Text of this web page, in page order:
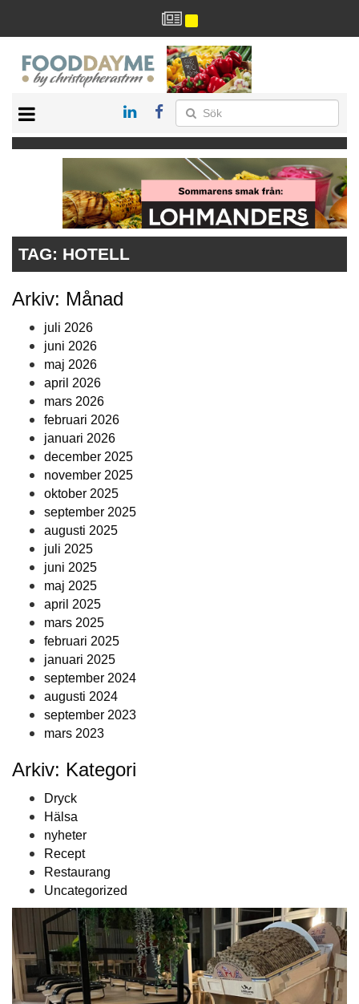
DRYCK
RECEPT
RESTAURANG
TAG: HOTELL
Arkiv: Månad
juli 2026
juni 2026
maj 2026
april 2026
mars 2026
februari 2026
januari 2026
december 2025
november 2025
oktober 2025
september 2025
augusti 2025
juli 2025
juni 2025
maj 2025
april 2025
mars 2025
februari 2025
januari 2025
september 2024
augusti 2024
september 2023
mars 2023
Arkiv: Kategori
Dryck
Hälsa
nyheter
Recept
Restaurang
Uncategorized